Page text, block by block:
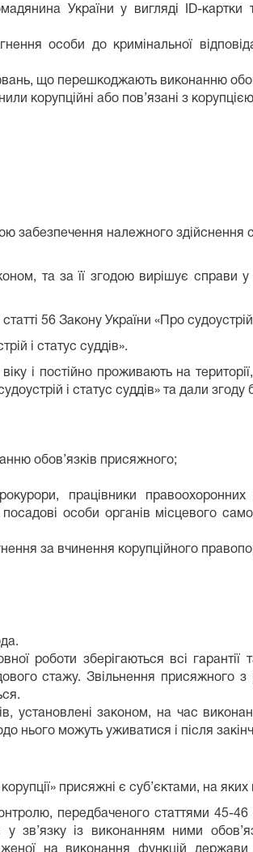
України у вигляді ID-картки
особи до кримінальної
що перешкоджають виконанню
корупційні або пов’язані з
забезпечення належного
за її згодою вирішує справи у
56 Закону України «Про судоустрій
і статус суддів».
і постійно проживають на
і статус суддів» та дали
обов’язків присяжного;
працівники правоохоронних
особи органів місцевого
за вчинення корупційного
роботи зберігаються всі гарантії
стажу. Звільнення присяжного
установлені законом, на час
можуть уживатися і після
присяжні є суб’єктами, на
передбаченого статтями 45-46
у зв’язку із виконанням ними
на виконання функцій